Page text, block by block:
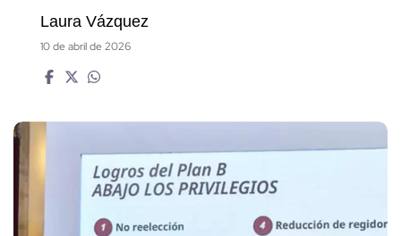
Laura Vázquez
10 de abril de 2026